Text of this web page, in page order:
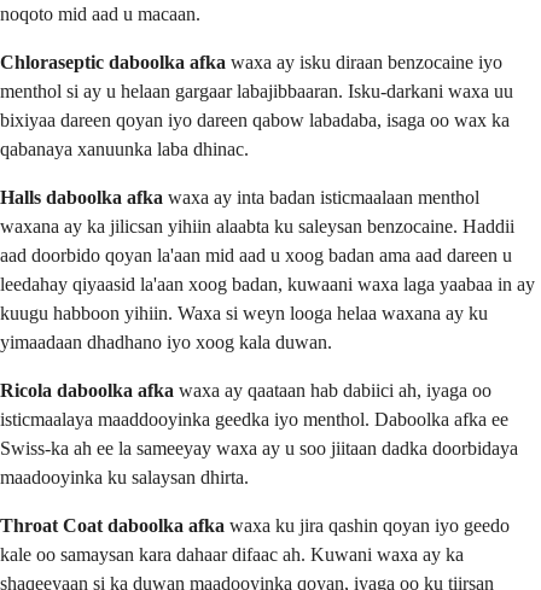
noqoto mid aad u macaan.
Chloraseptic daboolka afka waxa ay isku diraan benzocaine iyo
menthol si ay u helaan gargaar labajibbaaran. Isku-darkani waxa uu
bixiyaa dareen qoyan iyo dareen qabow labadaba, isaga oo wax ka
qabanaya xanuunka laba dhinac.
Halls daboolka afka waxa ay inta badan isticmaalaan menthol
waxana ay ka jilicsan yihiin alaabta ku saleysan benzocaine. Haddii
aad doorbido qoyan la'aan mid aad u xoog badan ama aad dareen u
leedahay qiyaasid la'aan xoog badan, kuwaani waxa laga yaabaa in ay
kuugu habboon yihiin. Waxa si weyn looga helaa waxana ay ku
yimaadaan dhadhano iyo xoog kala duwan.
Ricola daboolka afka waxa ay qaataan hab dabiici ah, iyaga oo
isticmaalaya maaddooyinka geedka iyo menthol. Daboolka afka ee
Swiss-ka ah ee la sameeyay waxa ay u soo jiitaan dadka doorbidaya
maadooyinka ku salaysan dhirta.
Throat Coat daboolka afka waxa ku jira qashin qoyan iyo geedo
kale oo samaysan kara dahaar difaac ah. Kuwani waxa ay ka
shaqeeyaan si ka duwan maadooyinka qoyan, iyaga oo ku tiirsan